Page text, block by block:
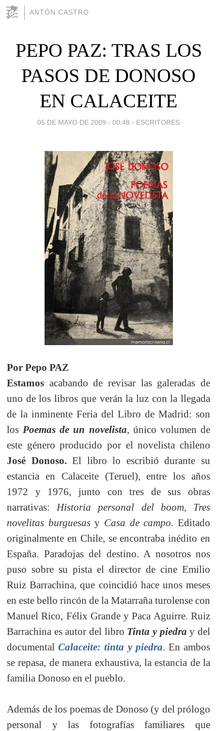
ANTÓN CASTRO
PEPO PAZ: TRAS LOS
PASOS DE DONOSO
EN CALACEITE
05 DE MAYO DE 2009 - 00:48 - ESCRITORES
Por Pepo PAZ
Estamos acabando de revisar las galeradas de
uno de los libros que verán la luz con la llegada
de la inminente Feria del Libro de Madrid: son
los Poemas de un novelista, único volumen de
este género producido por el novelista chileno
José Donoso.El libro lo escribió durante su
estancia en Calaceite (Teruel), entre los años
1972 y 1976, junto con tres de sus obras
narrativas: Historia personal del boom, Tres
novelitas burguesasy Casa de campo.Editado
originalmente en Chile, se encontraba inédito en
España. Paradojas del destino. A nosotros nos
puso sobre su pista el director de cine Emilio
Ruiz Barrachina, que coincidió hace unos meses
en este bello rincón de la Matarraña turolense con
Manuel Rico, Félix Grande y Paca Aguirre. Ruiz
Barrachina es autor del libro Tinta y piedra y del
documentalCalaceite: tinta y piedra. En ambos
se repasa, de manera exhaustiva, la estancia de la
familia Donoso en el pueblo.
Además de los poemas de Donoso (y del prólogo
personal y las fotografías familiares que